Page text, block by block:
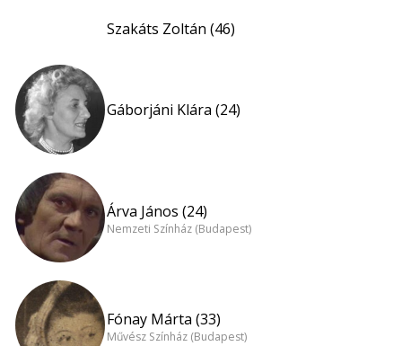
Szakáts Zoltán (46)
Gáborjáni Klára (24)
Árva János (24)
Nemzeti Színház (Budapest)
Fónay Márta (33)
Művész Színház (Budapest)